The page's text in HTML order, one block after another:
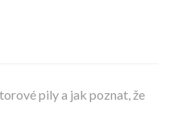
pily a jak poznat, že